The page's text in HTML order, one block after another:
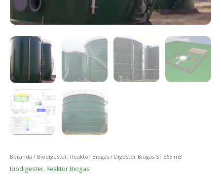
Beranda / Biodigester, Reaktor Biogas / Digester Biogas ST 565 m3
Biodigester, Reaktor Biogas